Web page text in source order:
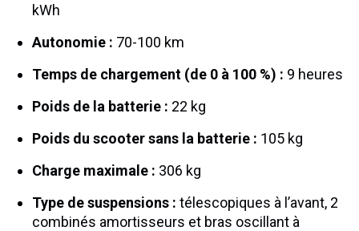
kWh
Autonomie : 70-100 km
Temps de chargement (de 0 à 100 %) : 9 heures
Poids de la batterie : 22 kg
Poids du scooter sans la batterie : 105 kg
Charge maximale : 306 kg
Type de suspensions : télescopiques à l’avant, 2
combinés amortisseurs et bras oscillant à